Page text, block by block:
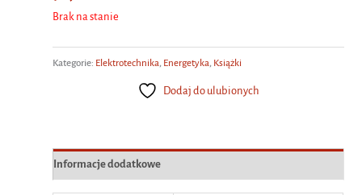
Brak na stanie
Kategorie: Elektrotechnika, Energetyka, Książki
Dodaj do ulubionych
Informacje dodatkowe